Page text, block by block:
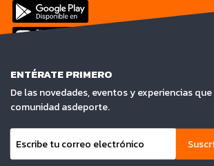
ENTÉRATE PRIMERO
De las novedades, eventos y experiencias
comunidad asdeporte.